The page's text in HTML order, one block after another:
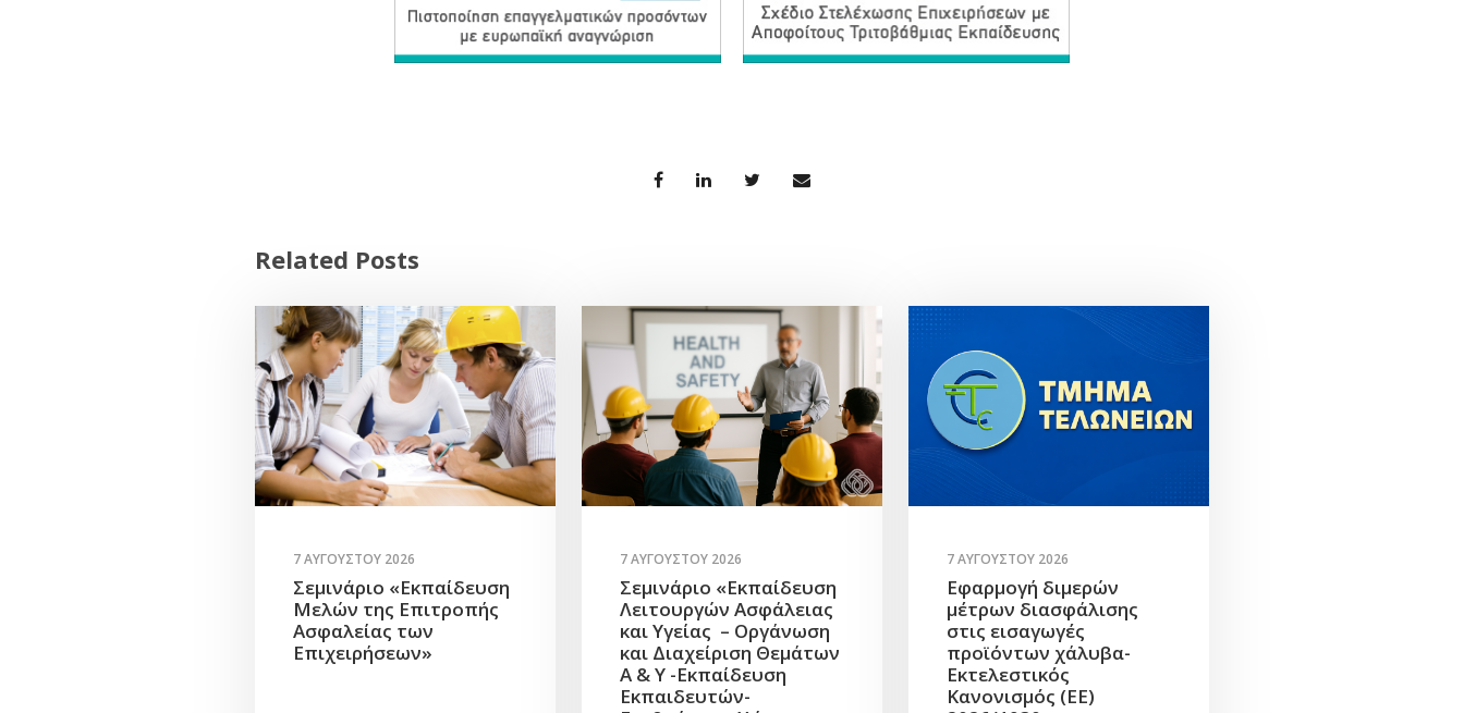
Related Posts
7 ΑΥΓΟΎΣΤΟΥ 2026
Σεμινάριο «Εκπαίδευση
Μελών της Επιτροπής
Ασφαλείας των
Επιχειρήσεων»
7 ΑΥΓΟΎΣΤΟΥ 2026
Σεμινάριο «Εκπαίδευση
Λειτουργών Ασφάλειας
και Υγείας – Οργάνωση
και Διαχείριση Θεμάτων
Α & Υ -Εκπαίδευση
Εκπαιδευτών-
7 ΑΥΓΟΎΣΤΟΥ 2026
Εφαρμογή διμερών
μέτρων διασφάλισης
στις εισαγωγές
προϊόντων χάλυβα-
Εκτελεστικός
Κανονισμός (ΕΕ)